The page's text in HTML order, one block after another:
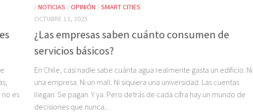
es
/NOTICIAS /OPINIÓN /SMART CITIES
OCTUBRE 13, 2025
¿Las empresas saben cuánto consumen de
servicios básicos?
En Chile, casi nadie sabe cuánta agua realmente gasta un edificio. Ni
una empresa. Ni un mall. Ni siquiera una universidad. Las cuentas
llegan. Se pagan. Y ya. Pero detrás de cada cifra hay un mundo de
decisiones que nunca...